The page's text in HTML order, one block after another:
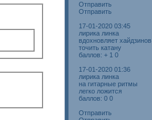
Отправить
Отправить
17-01-2020 03:45
лирика линка
вдохновляет хайдзинов
точить катану
баллов: + 1 0
17-01-2020 01:36
лирика линка
на гитарные ритмы
легко ложится
баллов: 0 0
Отправить